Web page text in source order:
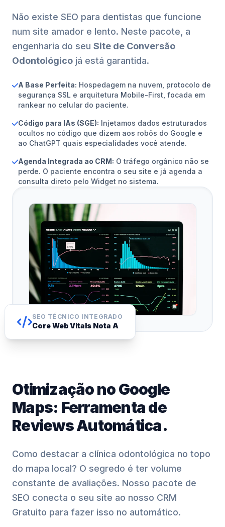
Não existe SEO para dentistas que funcione
num site amador e lento. Neste pacote, a
engenharia do seu Site de Conversão
Odontológico já está garantida.
A Base Perfeita: Hospedagem na nuvem, protocolo de
segurança SSL e arquitetura Mobile-First, focada em
rankear no celular do paciente.
Código para IAs (SGE): Injetamos dados estruturados
ocultos no código que dizem aos robôs do Google e
ao ChatGPT quais especialidades você atende.
Agenda Integrada ao CRM: O tráfego orgânico não se
perde. O paciente encontra o seu site e já agenda a
consulta direto pelo Widget no sistema.
SEO TÉCNICO INTEGRADO
Core Web Vitals Nota A
Otimização no Google
Maps: Ferramenta de
Reviews Automática.
Como destacar a clínica odontológica no topo
do mapa local? O segredo é ter volume
constante de avaliações. Nosso pacote de
SEO conecta o seu site ao nosso CRM
Gratuito para fazer isso no automático.